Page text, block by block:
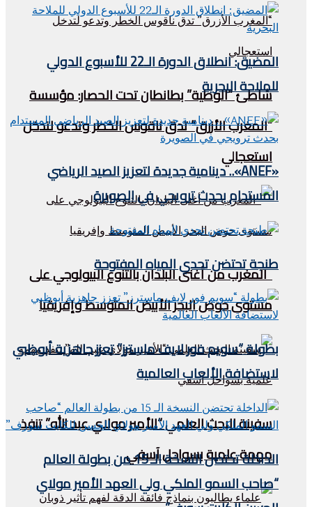
شاطئ “الوطية” بطانطان تحت الحصار: مؤسسة
“المغرب الأزرق” تدق ناقوس الخطر وتدعو لتدخل
استعجالي
المغرب من أغنى البلدان بالتنوع البيولوجي على
مستوى حوض البحر الأبيض المتوسط وإفريقيا
سفينة البحث العلمي “الأمير مولاي عبد الله” تنفذ
مهمة علمية بسواحل آسفي
المضيق: انطلاق الدورة الـ22 للأسبوع الدولي
للملاحة البحرية
«ANEF».. دينامية جديدة لتعزيز الصيد الرياضي
المستدام بحدث ترويجي في الصويرة
طنجة تحتضن تحدي المياه المفتوحة
بطولة “سويم فور لايف ماسترز” تعزز جاهزية أبوظبي
لاستضافة الألعاب العالمية
الداخلة تحتضن النسخة الـ 15 من بطولة العالم
“صاحب السمو الملكي ولي العهد الأمير مولاي